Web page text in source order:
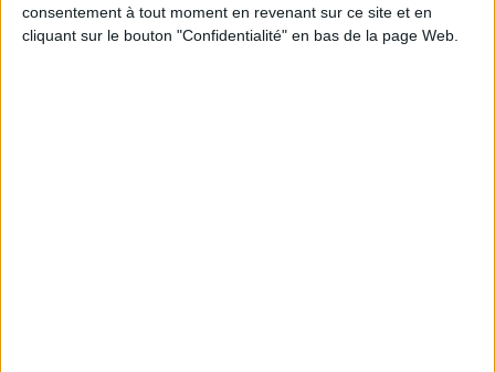
consentement à tout moment en revenant sur ce site et en
cliquant sur le bouton "Confidentialité" en bas de la page Web.
INFO LIVRAISON